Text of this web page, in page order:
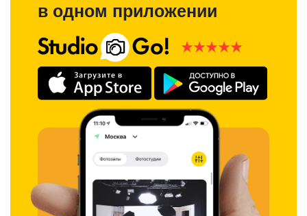
в одном приложении